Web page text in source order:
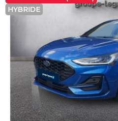
HYBRIDE